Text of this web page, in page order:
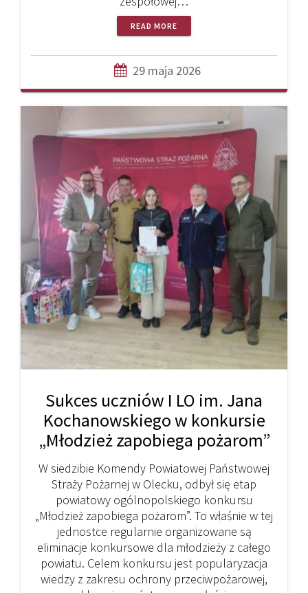
READ MORE
29 maja 2026
Sukces uczniów I LO im. Jana
Kochanowskiego w konkursie
„Młodzież zapobiega pożarom”
W siedzibie Komendy Powiatowej Państwowej
Straży Pożarnej w Olecku, odbył się etap
powiatowy ogólnopolskiego konkursu
„Młodzież zapobiega pożarom”. To właśnie w tej
jednostce regularnie organizowane są
eliminacje konkursowe dla młodzieży z całego
powiatu. Celem konkursu jest popularyzacja
wiedzy z zakresu ochrony przeciwpożarowej,